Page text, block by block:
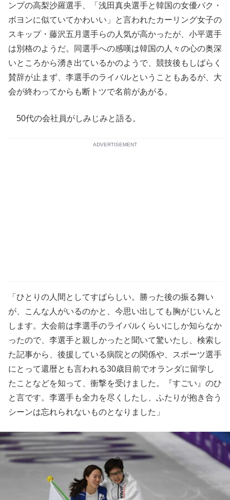
ンプの高梨沙羅選手、「浅田真央選手と韓国の女優パク・
ボヨンに似ていてかわいい」と言われたカーリング女子の
スキップ・藤沢五月選手らの人気が高かったが、小平選手
は別格のようだ。同選手への感嘆は韓国の人々の心の奥深
いところから湧き出ているかのようで、競技後もしばらく
賛辞が止まず、李選手のライバルということもあるが、大
会が終わってからも断トツで名前があがる。
50代の会社員がしみじみと語る。
ADVERTISEMENT
「ひとりの人間としてすばらしい。勝った後の振る舞い
が、こんな人がいるのかと、今思い出しても胸がじいんと
します。大会前は李選手のライバルくらいにしか知らなか
ったので、李選手と親しかったと聞いて驚いたし、検索し
た記事から、後援している病院との関係や、スポーツ選手
にとって還暦とも言われる30歳目前でオランダに留学し
たことなどを知って、衝撃を受けました。『すごい』のひ
と言です。李選手も全力を尽くしたし、ふたりが抱き合う
シーンは忘れられないものとなりました」